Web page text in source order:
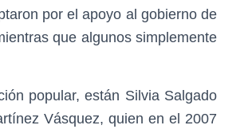
por el apoyo al gobierno de
que algunos simplemente
popular, están Silvia Salgado
Vásquez, quien en el 2007